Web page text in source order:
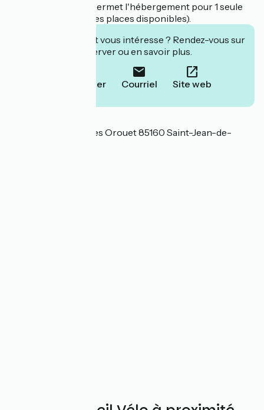
Cet établissement permet l'hébergement pour 1 seule
nuit (dans la limite des places disponibles).
Cet établissement vous intéresse ? Rendez-vous sur
leur site pour réserver ou en savoir plus.
Téléphoner Courriel Site web
13 chemin des bosses Orouet 85160 Saint-Jean-de-